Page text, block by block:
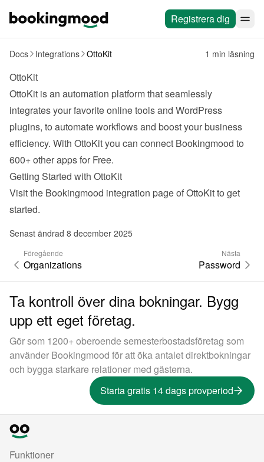
Registrera dig
Docs Integrations OttoKit 1 min läsning
OttoKit
OttoKit is an automation platform that seamlessly
integrates your favorite online tools and WordPress
plugins, to automate workflows and boost your business
efficiency. With OttoKit you can connect Bookingmood to
600+ other apps for Free.
Getting Started with OttoKit
Visit the Bookingmood integration page of OttoKit to get
started.
Senast ändrad 8 december 2025
Föregående
Organizations
Nästa
Password
Ta kontroll över dina bokningar. Bygg
upp ett eget företag.
Gör som 1200+ oberoende semesterbostadsföretag som
använder Bookingmood för att öka antalet direktbokningar
och bygga starkare relationer med gästerna.
Starta gratis 14 dags provperiod
Funktioner